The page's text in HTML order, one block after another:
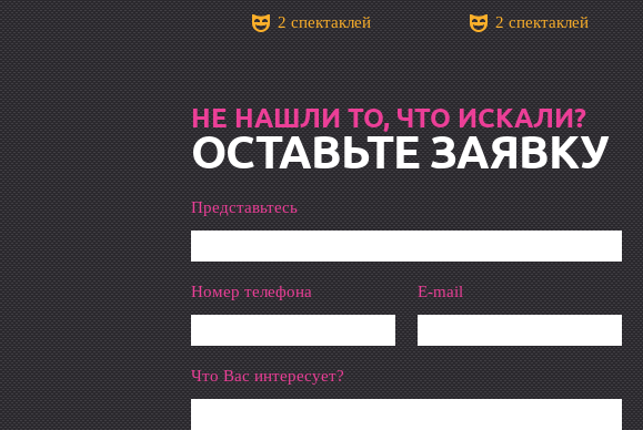
2 спектаклей
2 спектаклей
НЕ НАШЛИ ТО, ЧТО ИСКАЛИ?
ОСТАВЬТЕ ЗАЯВКУ
Представьтесь
Номер телефона E-mail
Что Вас интересует?